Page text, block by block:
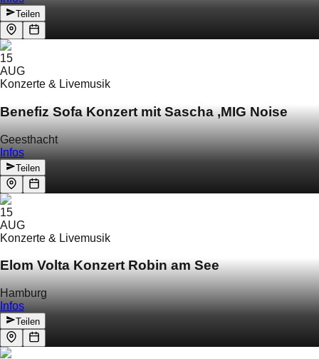
Teilen
15
AUG
Konzerte & Livemusik
Benefiz Sofa Konzert mit Sascha ‚MIG Noise
Geesthacht
Infos
Teilen
15
AUG
Konzerte & Livemusik
Elom Volta Konzert Robin am See
Hamburg
Infos
Teilen